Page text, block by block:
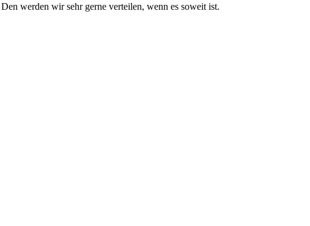
werden wir sehr gerne verteilen, wenn es soweit ist.